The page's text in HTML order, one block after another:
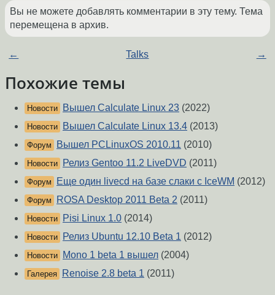
Вы не можете добавлять комментарии в эту тему. Тема
перемещена в архив.
← Talks →
Похожие темы
Новости Вышел Calculate Linux 23 (2022)
Новости Вышел Calculate Linux 13.4 (2013)
Форум Вышел PCLinuxOS 2010.11 (2010)
Новости Релиз Gentoo 11.2 LiveDVD (2011)
Форум Еще один livecd на базе слаки с IceWM (2012)
Форум ROSA Desktop 2011 Beta 2 (2011)
Новости Pisi Linux 1.0 (2014)
Новости Релиз Ubuntu 12.10 Beta 1 (2012)
Новости Mono 1 beta 1 вышел (2004)
Галерея Renoise 2.8 beta 1 (2011)